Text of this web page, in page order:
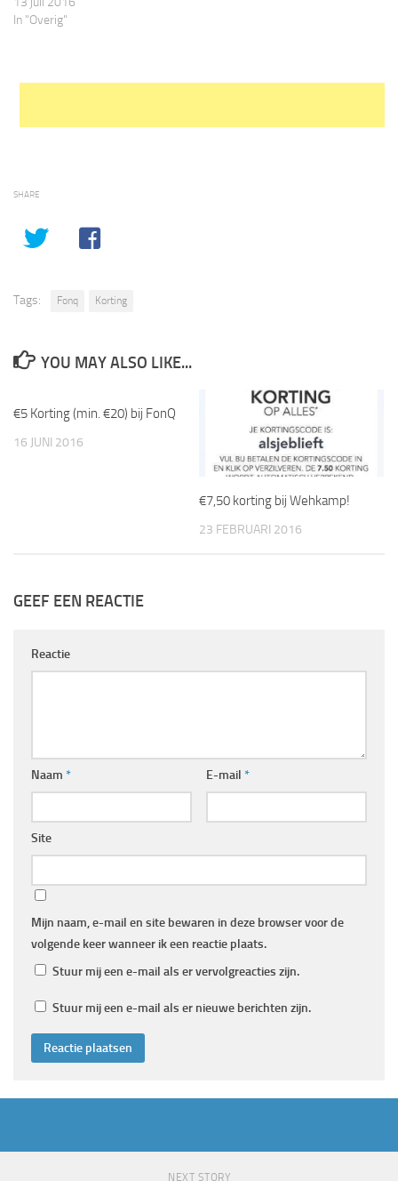
In "Overig"
SHARE
Tags: Fonq Korting
YOU MAY ALSO LIKE...
€5 Korting (min. €20) bij FonQ
16 JUNI 2016
€7,50 korting bij Wehkamp!
23 FEBRUARI 2016
GEEF EEN REACTIE
Reactie
Naam * E-mail *
Site
Mijn naam, e-mail en site bewaren in deze browser voor de
volgende keer wanneer ik een reactie plaats.
Stuur mij een e-mail als er vervolgreacties zijn.
Stuur mij een e-mail als er nieuwe berichten zijn.
NEXT STORY